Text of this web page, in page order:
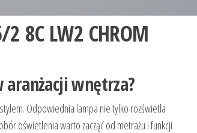
2 8C LW2 CHROM
aranżacji wnętrza?
Odpowiednia lampa nie tylko rozświetla
oświetlenia warto zacząć od metrażu i funkcji